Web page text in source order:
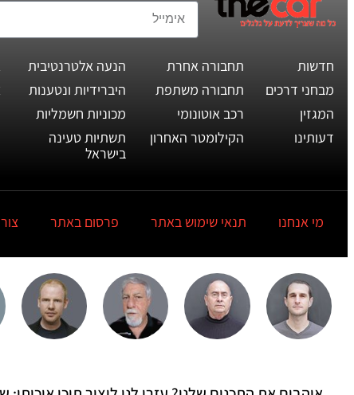
חדשות
מבחני דרכים
המגזין
דעותינו
תחבורה אחרת
תחבורה משתפת
רכב אוטונומי
הקילומטר האחרון
הנעה אלטרנטיבית
היברידיות ונטענות
מכוניות חשמליות
תשתיות טעינה
בישראל
מי אנחנו תנאי שימוש באתר פרסום באתר